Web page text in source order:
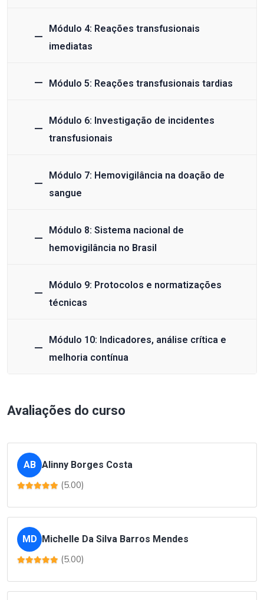
Módulo 4: Reações transfusionais
imediatas
Módulo 5: Reações transfusionais tardias
Módulo 6: Investigação de incidentes
transfusionais
Módulo 7: Hemovigilância na doação de
sangue
Módulo 8: Sistema nacional de
hemovigilância no Brasil
Módulo 9: Protocolos e normatizações
técnicas
Módulo 10: Indicadores, análise crítica e
melhoria contínua
Avaliações do curso
AB Alinny Borges Costa
(5.00)
MD Michelle Da Silva Barros Mendes
(5.00)